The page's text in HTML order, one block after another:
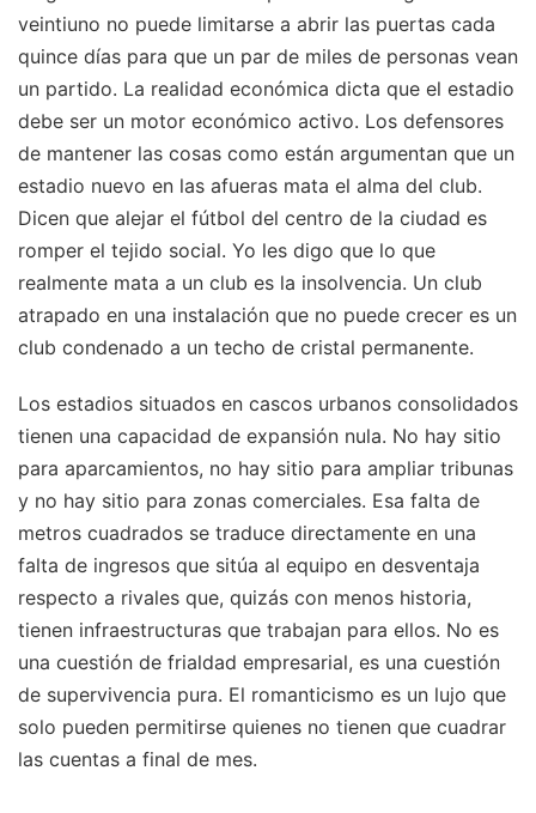
veintiuno no puede limitarse a abrir las puertas cada
quince días para que un par de miles de personas vean
un partido. La realidad económica dicta que el estadio
debe ser un motor económico activo. Los defensores
de mantener las cosas como están argumentan que un
estadio nuevo en las afueras mata el alma del club.
Dicen que alejar el fútbol del centro de la ciudad es
romper el tejido social. Yo les digo que lo que
realmente mata a un club es la insolvencia. Un club
atrapado en una instalación que no puede crecer es un
club condenado a un techo de cristal permanente.
Los estadios situados en cascos urbanos consolidados
tienen una capacidad de expansión nula. No hay sitio
para aparcamientos, no hay sitio para ampliar tribunas
y no hay sitio para zonas comerciales. Esa falta de
metros cuadrados se traduce directamente en una
falta de ingresos que sitúa al equipo en desventaja
respecto a rivales que, quizás con menos historia,
tienen infraestructuras que trabajan para ellos. No es
una cuestión de frialdad empresarial, es una cuestión
de supervivencia pura. El romanticismo es un lujo que
solo pueden permitirse quienes no tienen que cuadrar
las cuentas a final de mes.